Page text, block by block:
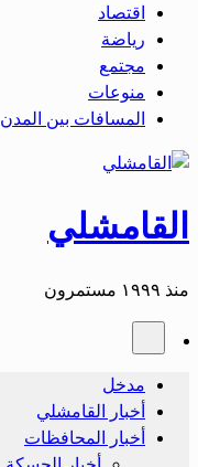
اقتصاد
رياضة
مجتمع
منوعات
المسافات بين المدن
القامشلي
منذ ١٩٩٩ مستمرون
مدخل
أخبار القامشلي
أخبار المحافظات